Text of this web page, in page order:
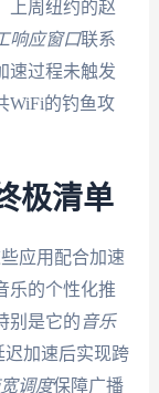
上周纽约的赵
响应窗口联系
速过程未触发
WiFi的钓鱼攻
极清单
应用配合加速
乐的个性化推
别是它的音乐
加速后实现跨
调度保障广播